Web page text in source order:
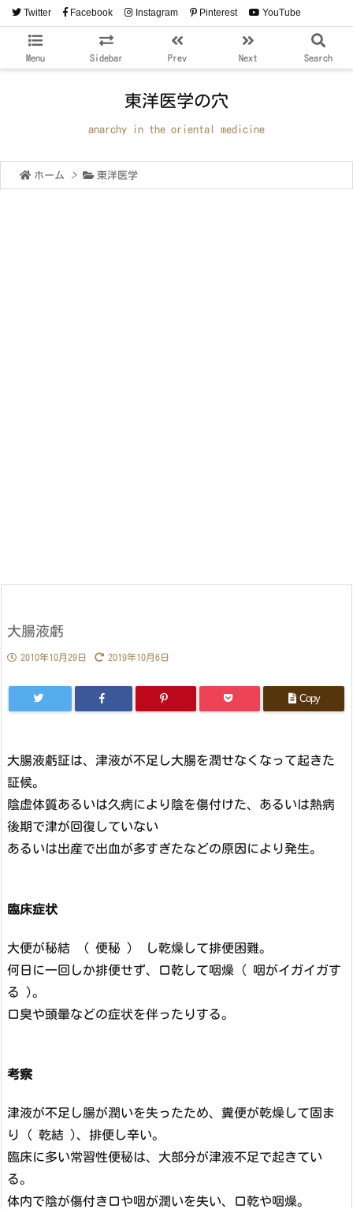
Menu Sidebar Prev Next Search
Twitter Facebook Instagram Pinterest YouTube
RSS
東洋医学の穴
anarchy in the oriental medicine
ホーム > 東洋医学
大腸液虧
2010年10月29日 2019年10月6日
Copy
大腸液虧証は、津液が不足し大腸を潤せなくなって起きた
証候。
陰虚体質あるいは久病により陰を傷付けた、あるいは熱病
後期で津が回復していない
あるいは出産で出血が多すぎたなどの原因により発生。
臨床症状
大便が秘結 （ 便秘 ） し乾燥して排便困難。
何日に一回しか排便せず、口乾して咽燥 ( 咽がイガイガす
る )。
口臭や頭暈などの症状を伴ったりする。
考察
津液が不足し腸が潤いを失ったため、糞便が乾燥して固ま
り ( 乾結 )、排便し辛い。
臨床に多い常習性便秘は、大部分が津液不足で起きてい
る。
体内で陰が傷付き口や咽が潤いを失い、口乾や咽燥。